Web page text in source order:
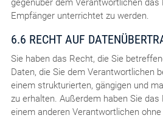
Empfänger unterrichtet zu werden.
6.6 RECHT AUF
Sie haben das Recht, die Sie
Daten, die Sie dem Verantwortlichen
einem strukturierten, gängigen und
zu erhalten. Außerdem haben Sie das
einem anderen Verantwortlichen